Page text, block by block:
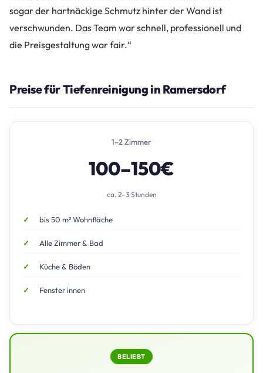
sogar der hartnäckige Schmutz hinter der Wand ist
verschwunden. Das Team war schnell, professionell und
die Preisgestaltung war fair.“
Preise für Tiefenreinigung in Ramersdorf
1–2 Zimmer
100–150€
ca. 2–3 Stunden
bis 50 m² Wohnfläche
Alle Zimmer & Bad
Küche & Böden
Fenster innen
BELIEBT